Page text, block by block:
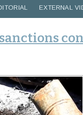
EXTERNAL